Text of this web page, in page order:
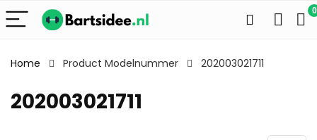
0
Home Product Modelnummer 202003021711
202003021711